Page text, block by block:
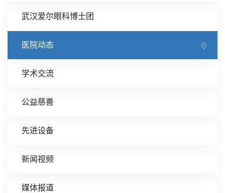
武汉爱尔眼科博士团
医院动态
学术交流
公益慈善
先进设备
新闻视频
媒体报道